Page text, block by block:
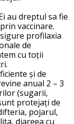
au dreptul sa fie
vaccinare.
profilaxia
de
cu toții
și de
anual 2 – 3
(sugarii,
protejați de
pojarul,
diareea cu